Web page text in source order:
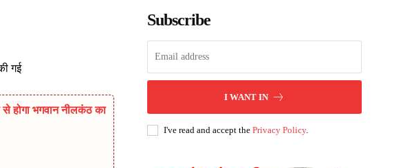
गई
होगा भगवान नीलकंठ का
Subscribe
I WANT IN
I've read and accept thePrivacy Policy.